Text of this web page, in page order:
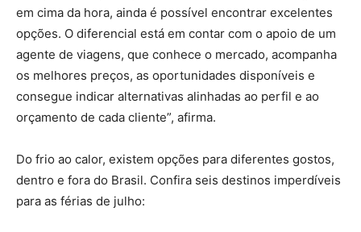
em cima da hora, ainda é possível encontrar excelentes
opções. O diferencial está em contar com o apoio de um
agente de viagens, que conhece o mercado, acompanha
os melhores preços, as oportunidades disponíveis e
consegue indicar alternativas alinhadas ao perfil e ao
orçamento de cada cliente”, afirma.
Do frio ao calor, existem opções para diferentes gostos,
dentro e fora do Brasil. Confira seis destinos imperdíveis
para as férias de julho: